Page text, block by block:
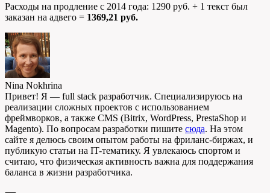
Расходы на продление с 2014 года: 1290 руб. + 1 текст был
заказан на адвего = 1369,21 руб.
Nina Nokhrina
Привет! Я — full stack разработчик. Специализируюсь на
реализации сложных проектов с использованием
фреймворков, а также CMS (Bitrix, WordPress, PrestaShop и
Magento). По вопросам разработки пишите сюда. На этом
сайте я делюсь своим опытом работы на фриланс-биржах, и
публикую статьи на IT-тематику. Я увлекаюсь спортом и
считаю, что физическая активность важна для поддержания
баланса в жизни разработчика.